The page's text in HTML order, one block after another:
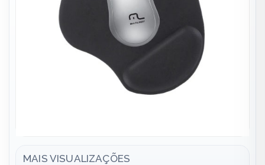
MAIS VISUALIZAÇÕES